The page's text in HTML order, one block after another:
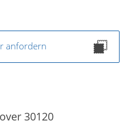
30120
anfordern